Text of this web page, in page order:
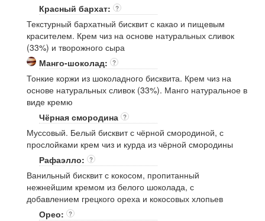
Красный бархат:
?
Текстурный бархатный бисквит с какао и пищевым
красителем. Крем чиз на основе натуральных сливок
(33%) и творожного сыра
Манго-шоколад:
?
Тонкие коржи из шоколадного бисквита. Крем чиз на
основе натуральных сливок (33%). Манго натуральное в
виде кремю
Чёрная смородина ?
Муссовый. Белый бисквит с чёрной смородиной, с
прослойками крем чиз и курда из чёрной смородины
Рафаэлло:
?
Ванильный бисквит с кокосом, пропитанный
нежнейшим кремом из белого шоколада, с
добавлением грецкого ореха и кокосовых хлопьев
Орео:
?